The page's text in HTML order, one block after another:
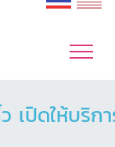
เปิดให้บริ